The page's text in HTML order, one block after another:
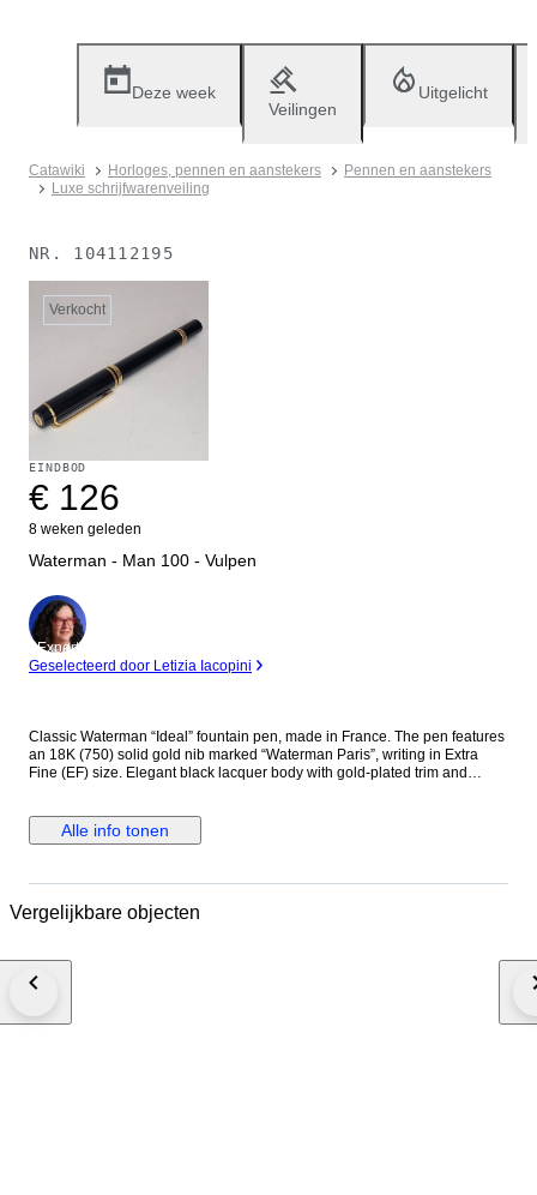
Deze week
Veilingen
Uitgelicht
Catawiki Horloges, pennen en aanstekers
Pennen en aanstekers
Luxe schrijfwarenveiling
NR. 104112195
Verkocht
EINDBOD
€ 126
8 weken geleden
Waterman - Man 100 - Vulpen
Expert
Geselecteerd door Letizia Iacopini
Classic Waterman “Ideal” fountain pen, made in France. The pen features
an 18K (750) solid gold nib marked “Waterman Paris”, writing in Extra
Fine (EF) size. Elegant black lacquer body with gold-plated trim and
condition with no visible damage. Equipped with converter filling system.
A reliable and collectible Waterman model from the late 20th century.
Alle info tonen
Vergelijkbare objecten